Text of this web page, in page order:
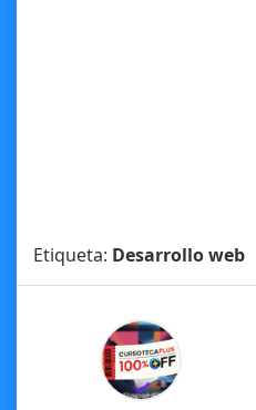
Etiqueta: Desarrollo web